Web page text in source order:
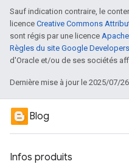
Sauf indication contraire, le
licence Creative Commons
sont régis par une licence
Règles du site Google Developers
d'Oracle et/ou de ses sociétés
Dernière mise à jour le 2025/07/
Blog
Infos produits